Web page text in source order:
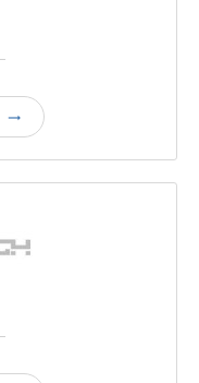
trending_flat